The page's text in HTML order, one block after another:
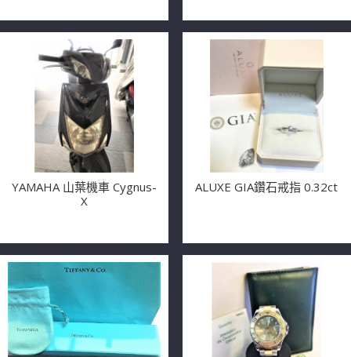
YAMAHA 山葉機車 Cygnus-
X
ALUXE GIA鑽石戒指 0.32ct